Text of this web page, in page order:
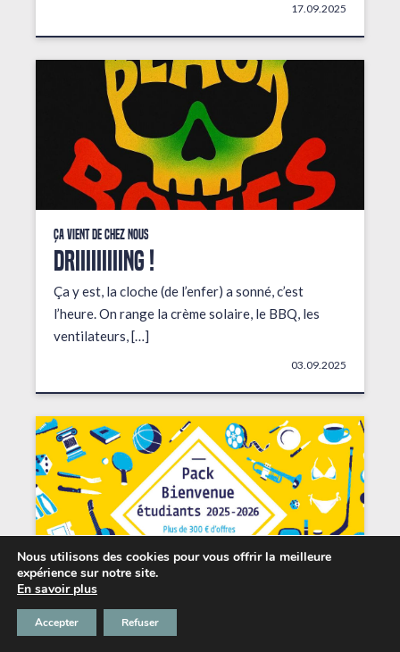
17.09.2025
Ça vient de chez nous
DRIIIIIIIIING !
Ça y est, la cloche (de l’enfer) a sonné, c’est
l’heure. On range la crème solaire, le BBQ, les
ventilateurs, […]
03.09.2025
Les petits + du Chabada
Nous utilisons des cookies pour vous offrir la meilleure
expérience sur notre site.
En savoir plus
Accepter Refuser